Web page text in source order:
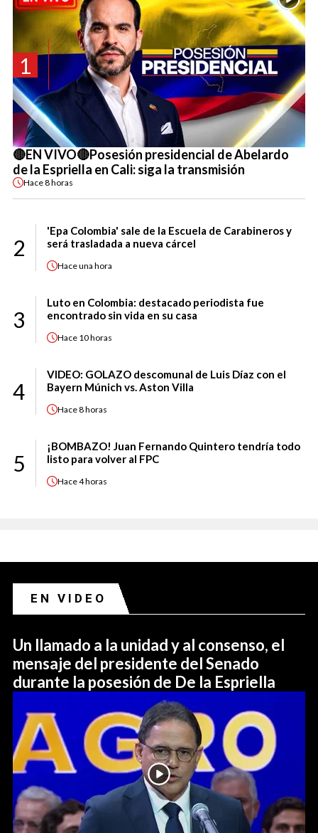
1
🔴EN VIVO🔴Posesión presidencial de Abelardo
de la Espriella en Cali: siga la transmisión
Hace8 horas
2
'Epa Colombia' sale de la Escuela de Carabineros y
será trasladada a nueva cárcel
Haceuna hora
3
Luto en Colombia: destacado periodista fue
encontrado sin vida en su casa
Hace 10 horas
4
VIDEO: GOLAZO descomunal de Luis Díaz con el
Bayern Múnich vs. Aston Villa
Hace8 horas
5
¡BOMBAZO! Juan Fernando Quintero tendría todo
listo para volver al FPC
Hace4 horas
EN VIDEO
Un llamado a la unidad y al consenso, el
mensaje del presidente del Senado
durante la posesión de De la Espriella